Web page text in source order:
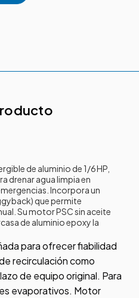
de aluminio de 1/6 HP,
drenar agua limpia en
Incorpora un
que permite
Su motor PSC sin aceite
de aluminio epoxy la
para ofrecer fiabilidad
recirculación como
de equipo original. Para
evaporativos. Motor